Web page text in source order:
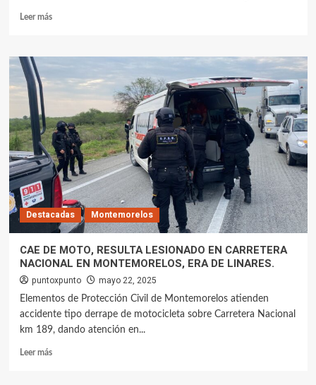
Leer más
Destacadas Montemorelos
CAE DE MOTO, RESULTA LESIONADO EN CARRETERA
NACIONAL EN MONTEMORELOS, ERA DE LINARES.
puntoxpunto mayo 22, 2025
Elementos de Protección Civil de Montemorelos atienden
accidente tipo derrape de motocicleta sobre Carretera Nacional
km 189, dando atención en...
Leer más